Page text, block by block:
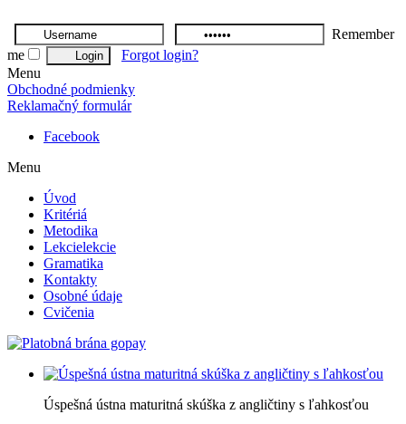
Remember
me
Forgot login?
Menu
Obchodné podmienky
Reklamačný formulár
Facebook
Menu
Úvod
Kritériá
Metodika
Lekcielekcie
Gramatika
Kontakty
Osobné údaje
Cvičenia
Úspešná ústna maturitná skúška z angličtiny s ľahkosťou